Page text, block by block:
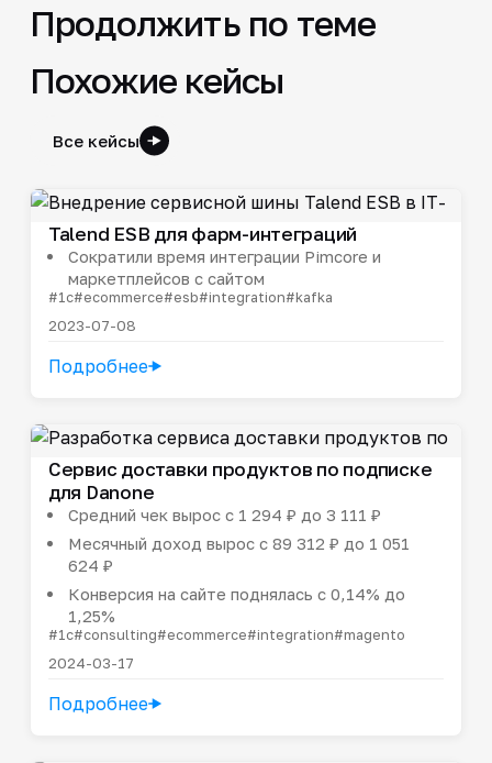
Продолжить по теме
Похожие кейсы
Все кейсы
Talend ESB для фарм-интеграций
Сократили время интеграции Pimcore и
маркетплейсов с сайтом
#1c#ecommerce#esb#integration#kafka
2023-07-08
Подробнее
Сервис доставки продуктов по подписке
для Danone
Средний чек вырос с 1 294 ₽ до 3 111 ₽
Месячный доход вырос с 89 312 ₽ до 1 051
624 ₽
Конверсия на сайте поднялась с 0,14% до
1,25%
#1c#consulting#ecommerce#integration#magento
2024-03-17
Подробнее